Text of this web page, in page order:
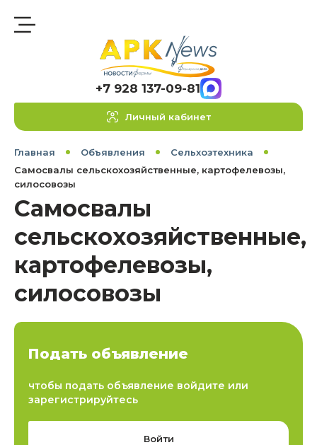
+7 928 137-09-81
Личный кабинет
Главная Объявления
Сельхозтехника
Самосвалы сельскохозяйственные, картофелевозы,
силосовозы
Самосвалы
сельскохозяйственные,
картофелевозы,
силосовозы
Подать объявление
чтобы подать объявление войдите или
зарегистрируйтесь
Войти